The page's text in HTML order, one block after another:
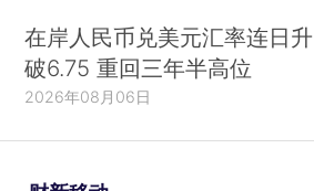
在岸人民币兑美元汇率连日升
破6.75 重回三年半高位
2026年08月06日